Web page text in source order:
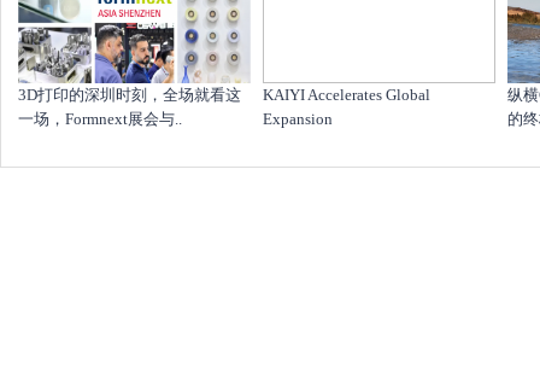
​3D打印的深圳时刻，全场就看这
一场，Formnext展会与..
KAIYI Accelerates Global
Expansion
纵
的